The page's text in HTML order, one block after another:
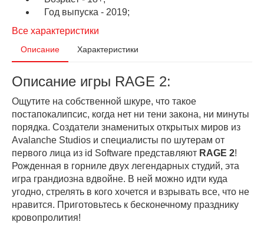
Год выпуска - 2019;
Все характеристики
Описание Характеристики
Описание игры RAGE 2:
Ощутите на собственной шкуре, что такое
постапокалипсис, когда нет ни тени закона, ни минуты
порядка. Создатели знаменитых открытых миров из
Avalanche Studios и специалисты по шутерам от
первого лица из id Software представляют RAGE 2!
Рожденная в горниле двух легендарных студий, эта
игра грандиозна вдвойне. В ней можно идти куда
угодно, стрелять в кого хочется и взрывать все, что не
нравится. Приготовьтесь к бесконечному празднику
кровопролития!